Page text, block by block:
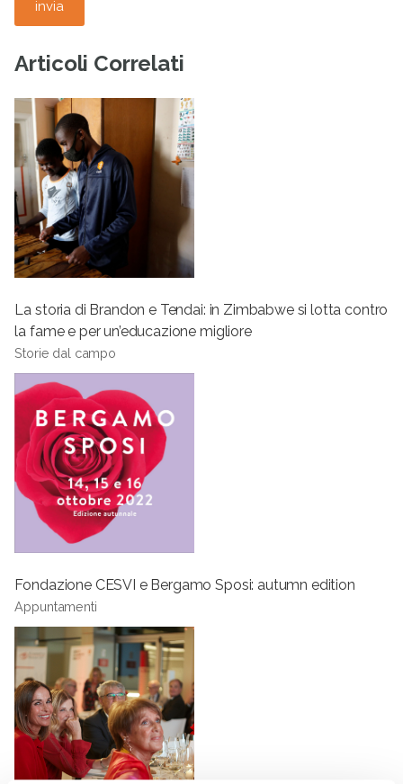
Articoli Correlati
La storia di Brandon e Tendai: in Zimbabwe si lotta contro
la fame e per un’educazione migliore
Storie dal campo
Fondazione CESVI e Bergamo Sposi: autumn edition
Appuntamenti